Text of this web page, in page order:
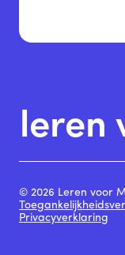
leren
© 2026 Leren voor
Privacyverklaring